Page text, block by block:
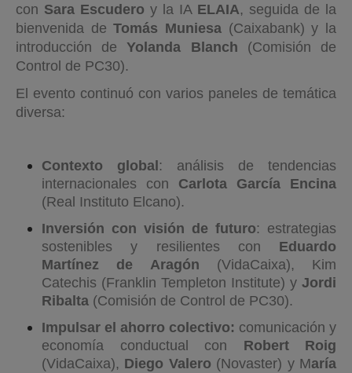
con Sara Escudero y la IA ELAIA, seguida de la
bienvenida deTomás Muniesa (Caixabank) y la
introducción deYolanda Blanch (Comisión de
Control de PC30).
El evento continuó con varios paneles de temática
diversa:
Contexto global : análisis de tendencias
internacionales con Carlota García Encina
(Real Instituto Elcano).
Inversión con visión de futuro: estrategias
sostenibles y resilientes con Eduardo
Martínez de Aragón (VidaCaixa), Kim
Catechis (Franklin Templeton Institute) y Jordi
Ribalta (Comisión de Control de PC30).
Impulsar el ahorro colectivo: comunicación y
economía conductual con Robert Roig
(VidaCaixa), Diego Valero (Novaster) y María